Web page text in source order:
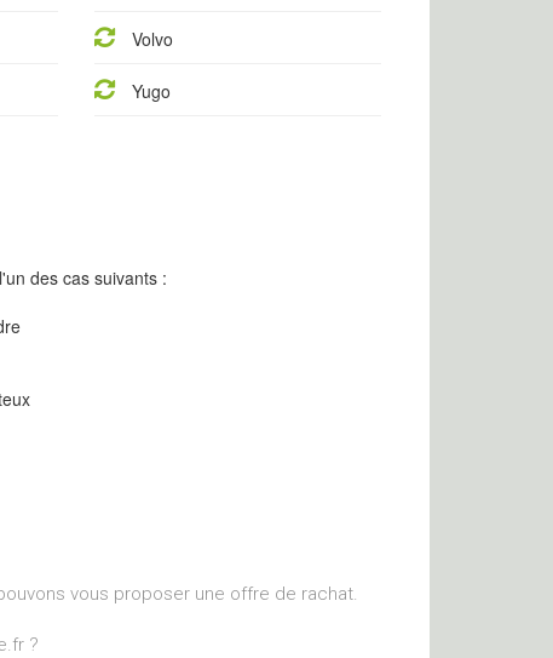
Volvo
Yugo
des cas suivants :
vous proposer une offre de rachat.
?